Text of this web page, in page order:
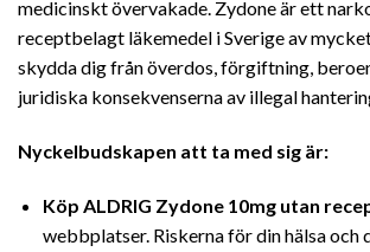
medicinskt övervakade. Zydone är ett
receptbelagt läkemedel i Sverige av
skydda dig från överdos, förgiftning,
juridiska konsekvenserna av illegal
Nyckelbudskapen att ta med sig är:
Köp ALDRIG Zydone 10mg utan
webbplatser. Riskerna för din hälsa och